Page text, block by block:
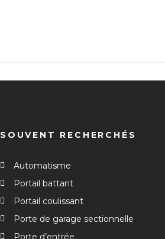
SOUVENT RECHERCHÉS
Automatisme
Portail battant
Portail coulissant
Porte de garage sectionnelle
Porte d’entrée